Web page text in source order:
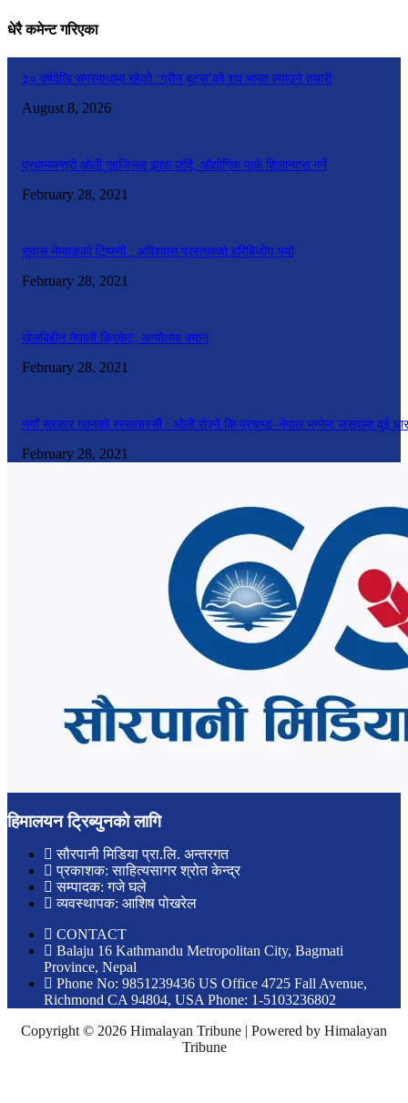
धेरै कमेन्ट गरिएका
३० वर्षदेखि सगरमाथामा रहेको ‘ग्रीन बुट्स’को शव भारत ल्याउने तयारी
August 8, 2026
प्रधानमन्त्री ओली गृहजिल्ला झापा जाँदै, औद्योगिक पार्क शिलान्यास गर्ने
February 28, 2021
सुवास नेम्वाङको टिप्पणी : अविश्वास प्रस्तावको हरिबिजोग भयो
February 28, 2021
खेलबिहीन नेपाली क्रिकेट, अन्यौलमा क्यान
February 28, 2021
नयाँ सरकार गठनको रस्साकस्सी : ओली रोज्ने कि प्रचण्ड–नेपाल भन्नेमा जसपामा दुई धार
February 28, 2021
हिमालयन ट्रिब्युनको लागि
सौरपानी मिडिया प्रा.लि. अन्तरगत
प्रकाशक: साहित्यसागर श्रोत केन्द्र
सम्पादक: गजे घले
व्यवस्थापक: आशिष पोखरेल
CONTACT
Balaju 16 Kathmandu Metropolitan City, Bagmati
Province, Nepal
Phone No: 9851239436 US Office 4725 Fall Avenue,
Richmond CA 94804, USA Phone: 1-5103236802
Copyright © 2026 Himalayan Tribune | Powered by Himalayan
Tribune